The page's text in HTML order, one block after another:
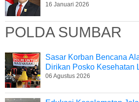
16 Januari 2026
POLDA SUMBAR
Sasar Korban Bencana
Dirikan Posko Kesehatan
06 Agustus 2026